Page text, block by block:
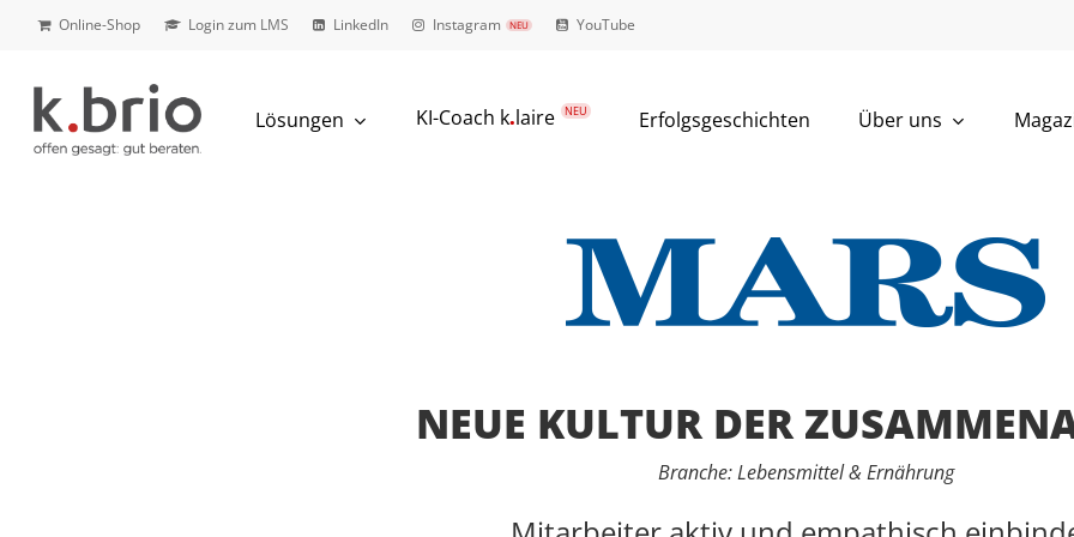
content
Online-Shop Login zum LMS LinkedIn Instagram YouTube
Lösungen KI-Coach k.laire NEU Erfolgsgeschichten Über uns
NEUE KULTUR DER
Branche: Lebensmittel & Ernährung